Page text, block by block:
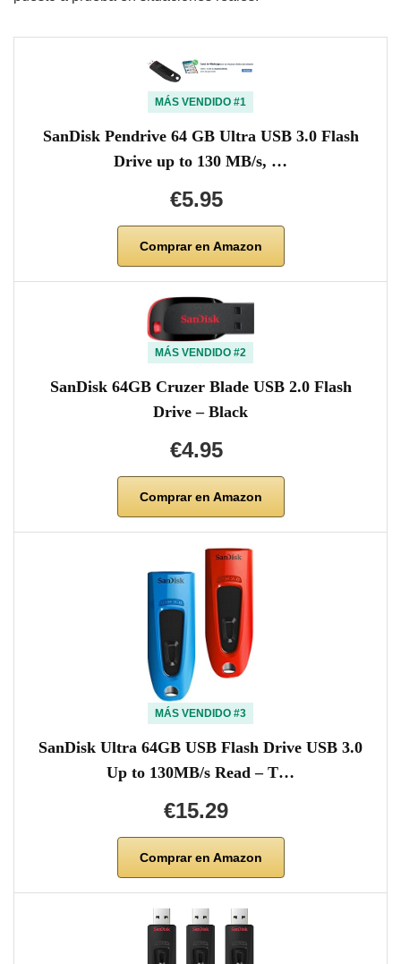
MÁS VENDIDO #1
SanDisk Pendrive 64 GB Ultra USB 3.0 Flash
Drive up to 130 MB/s, …
€5.95
Comprar en Amazon
MÁS VENDIDO #2
SanDisk 64GB Cruzer Blade USB 2.0 Flash
Drive – Black
€4.95
Comprar en Amazon
MÁS VENDIDO #3
SanDisk Ultra 64GB USB Flash Drive USB 3.0
Up to 130MB/s Read – T…
€15.29
Comprar en Amazon